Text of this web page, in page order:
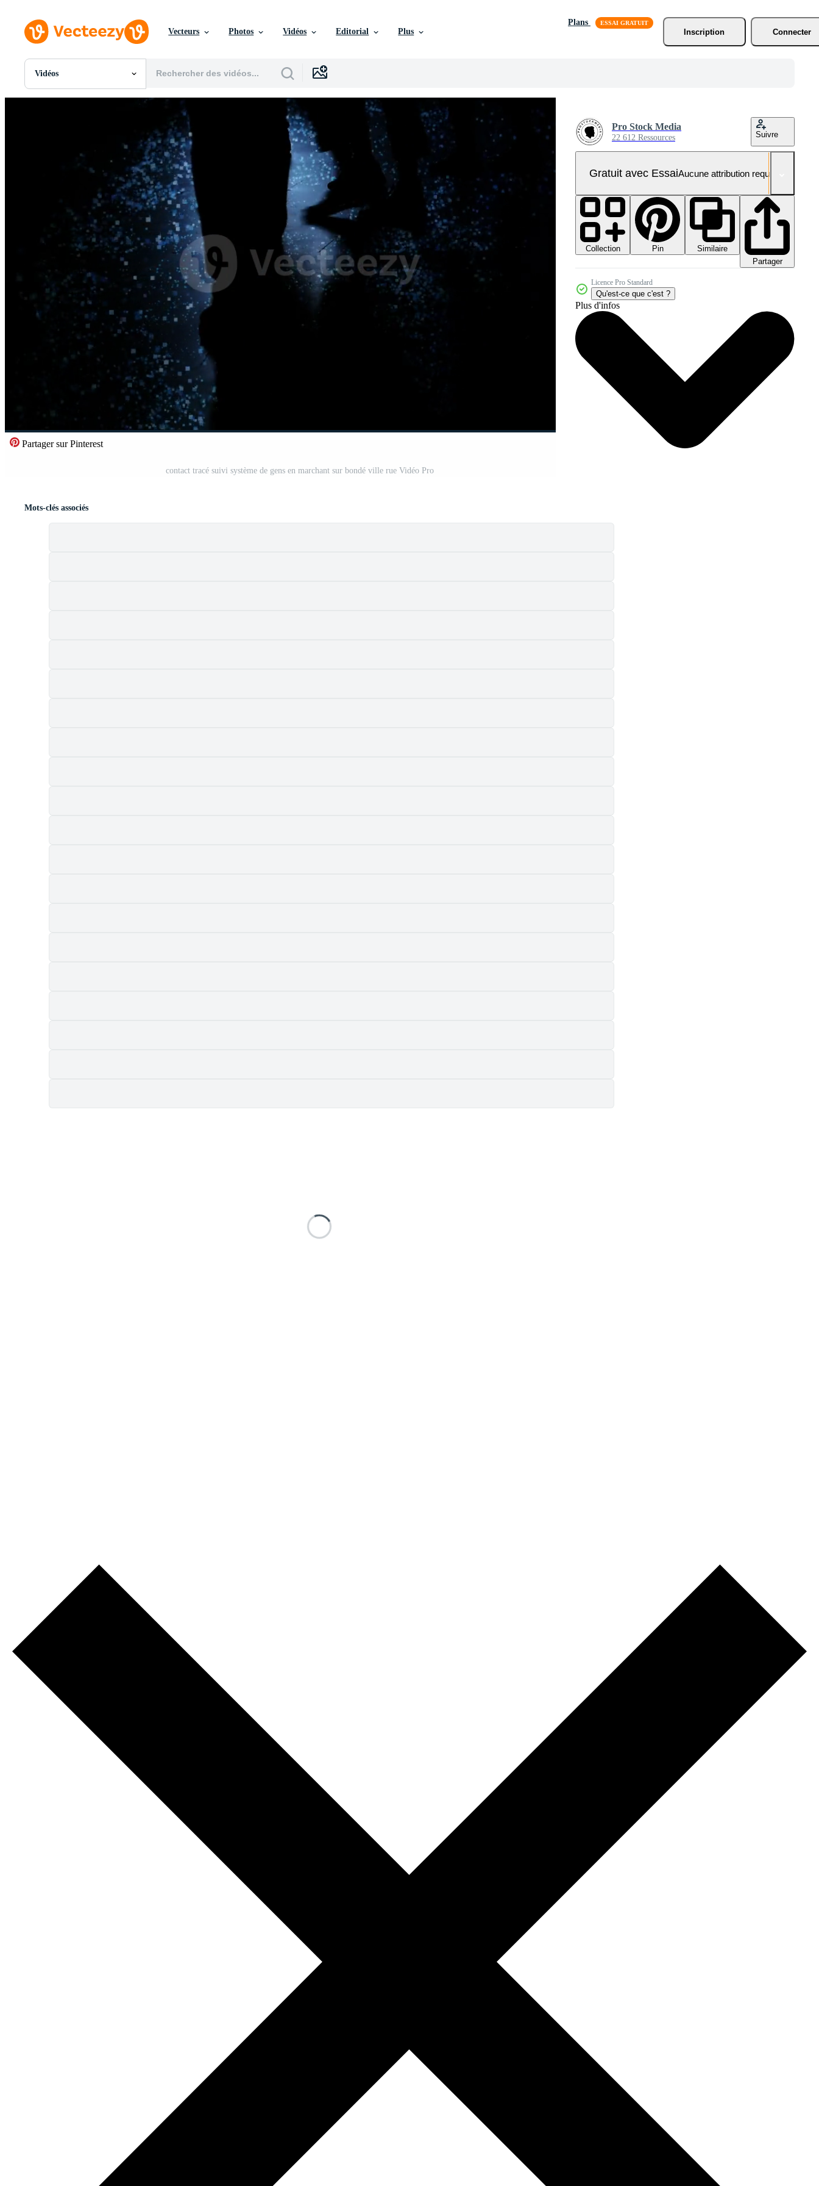
Vecteurs Photos Vidéos Editorial Plus
Plans
Inscription
Connecter
Vidéos
Toutes Images
Images Éditoriales
Événements Éditoriaux
Partager sur Pinterest
contact tracé suivi système de gens en marchant sur bondé ville rue Vidéo Pro
Pro Stock Media
22 612 Ressources Suivre
Gratuit avec EssaiAucune attribution requise
Collection Pin
Similaire
Partager
Licence Pro Standard
Qu'est-ce que c'est ?
Plus d'infos
Mots-clés associés